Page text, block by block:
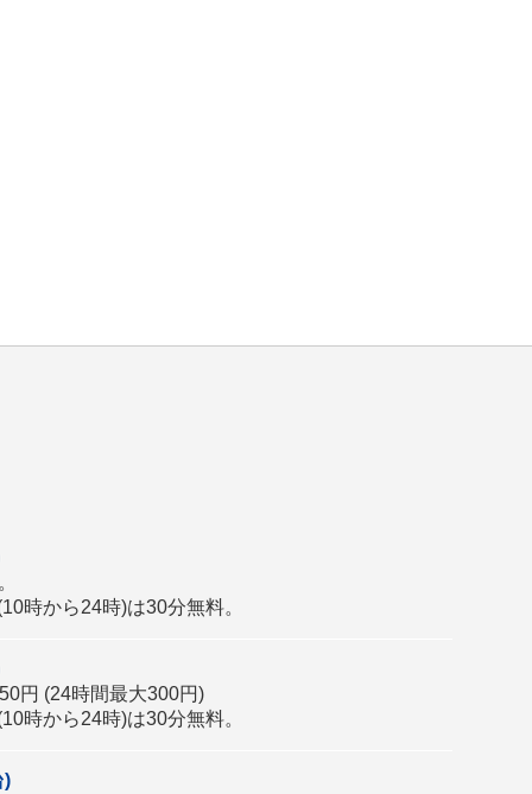
時から24時)は30分無料。
円 (24時間最大300円)
時から24時)は30分無料。
)